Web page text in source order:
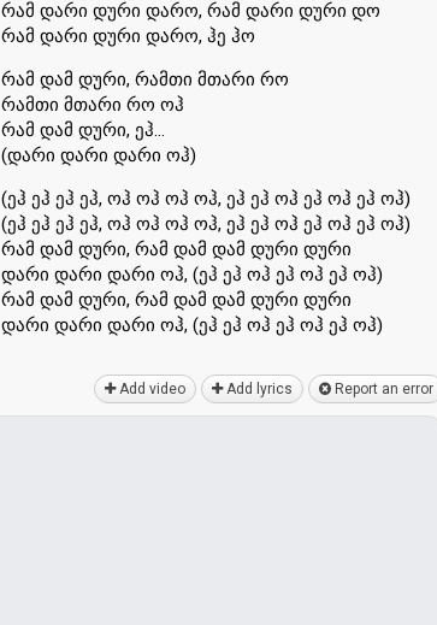
რამ დარი დური დარო, რამ დარი დური დო
რამ დარი დური დარო, ჰე ჰო
რამ დამ დური, რამთი მთარი რო
რამთი მთარი რო ოჰ
რამ დამ დური, ეჰ…
(დარი დარი დარი ოჰ)
(ეჰ ეჰ ეჰ ეჰ, ოჰ ოჰ ოჰ ოჰ, ეჰ ეჰ ოჰ ეჰ ოჰ ეჰ ოჰ)
(ეჰ ეჰ ეჰ ეჰ, ოჰ ოჰ ოჰ ოჰ, ეჰ ეჰ ოჰ ეჰ ოჰ ეჰ ოჰ)
რამ დამ დური, რამ დამ დამ დური დური
დარი დარი დარი ოჰ, (ეჰ ეჰ ოჰ ეჰ ოჰ ეჰ ოჰ)
რამ დამ დური, რამ დამ დამ დური დური
დარი დარი დარი ოჰ, (ეჰ ეჰ ოჰ ეჰ ოჰ ეჰ ოჰ)
Add video Add lyrics Report an error